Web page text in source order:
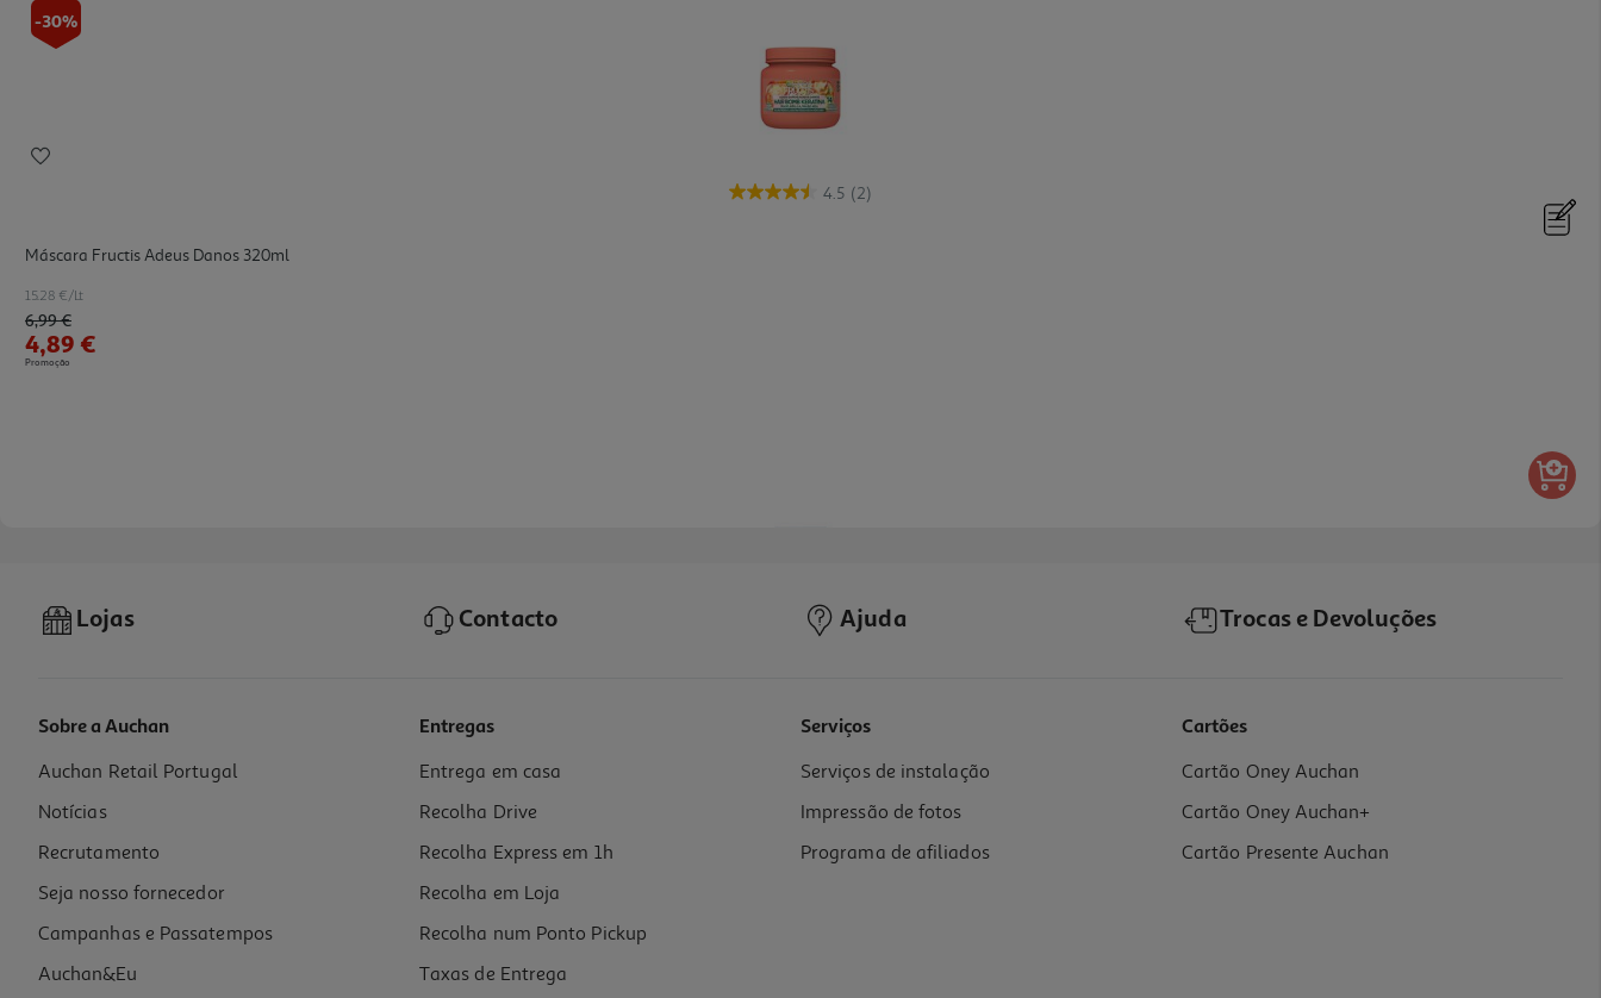
-30%
4.5 (2)
Máscara Fructis Adeus Danos 320ml
15.28 €/Lt
Price reduced from
6,99 €to
4,89 €
Promoção
Tratamento Aussie Leave On Gloss 160ml
9.99 €/un
9,99 €
Lojas Contacto Ajuda Trocas e Devoluções
Sobre a Auchan
Auchan Retail Portugal
Notícias
Recrutamento
Seja nosso fornecedor
Campanhas e Passatempos
Auchan&Eu
Entregas
Entrega em casa
Recolha Drive
Recolha Express em 1h
Recolha em Loja
Recolha num Ponto Pickup
Taxas de Entrega
Serviços
Serviços de instalação
Impressão de fotos
Programa de afiliados
Cartões
Cartão Oney Auchan
Cartão Oney Auchan+
Cartão Presente Auchan